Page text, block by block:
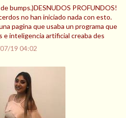
bumps.)DESNUDOS PROFUNDOS!
no han iniciado nada con esto.
pagina que usaba un programa que
e inteligencia artificial creaba des
19 04:02